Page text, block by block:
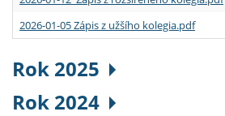
2026-01-05 Zápis z užšího kolegia.pdf
Rok 2025
Rok 2024